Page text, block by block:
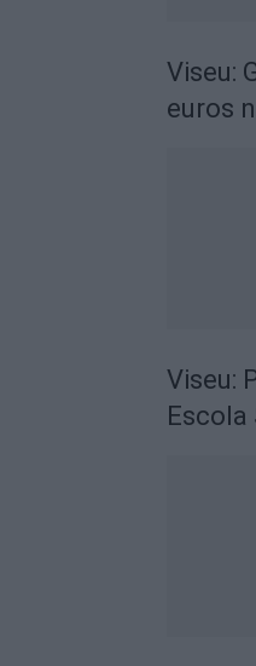
Viseu:
euros
Viseu:
Escola